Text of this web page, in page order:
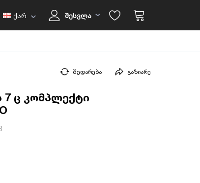
ქარ შესვლა
შედარება გაზიარე
7 ც კომპლექტი